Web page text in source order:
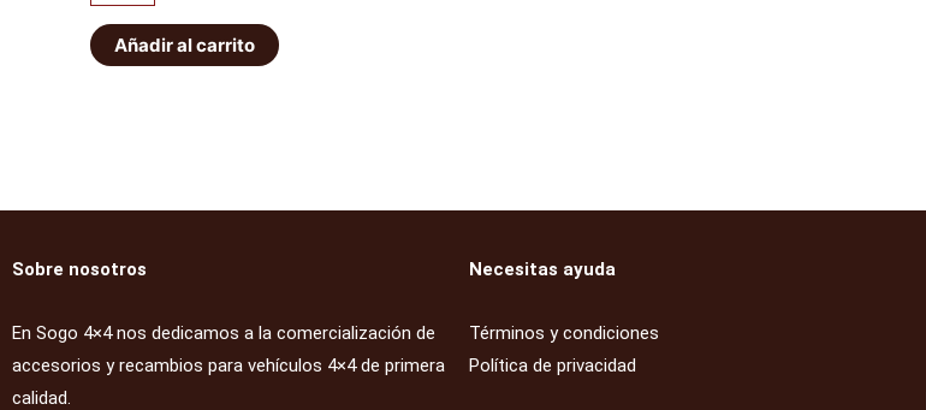
419,00€.
2.5"
conAñadir al carrito
Sobre nosotros
En Sogo 4×4 nos dedicamos a la comercialización de
accesorios y recambios para vehículos 4×4 de primera
calidad.
Necesitas ayuda
Términos y condiciones
Política de privacidad